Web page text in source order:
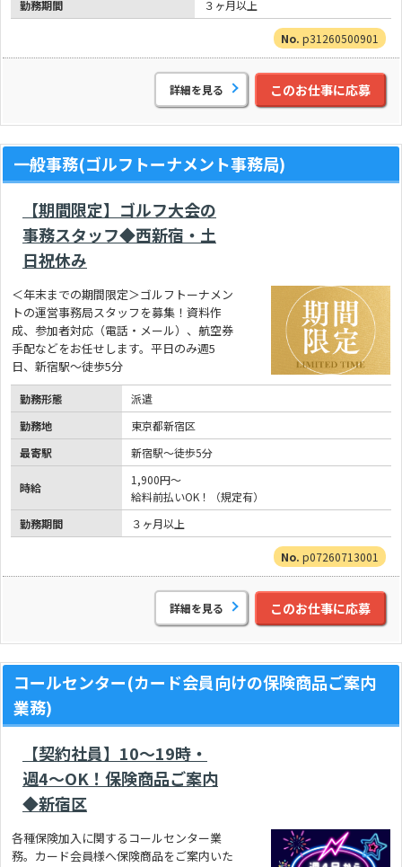
勤務期間
３ヶ月以上
p31260500901
詳細を見る このお仕事に応募
一般事務(ゴルフトーナメント事務局)
【期間限定】ゴルフ大会の
事務スタッフ◆西新宿・土
日祝休み
＜年末までの期間限定＞ゴルフトーナメン
トの運営事務局スタッフを募集！資料作
成、参加者対応（電話・メール）、航空券
手配などをお任せします。平日のみ週5
日、新宿駅～徒歩5分
勤務形態
派遣
勤務地
東京都新宿区
最寄駅
新宿駅～徒歩5分
時給
1,900円～
給料前払いOK！（規定有）
勤務期間
３ヶ月以上
p07260713001
詳細を見る このお仕事に応募
コールセンター(カード会員向けの保険商品ご案内
業務)
【契約社員】10～19時・
週4～OK！保険商品ご案内
◆新宿区
各種保険加入に関するコールセンター業
務。カード会員様へ保険商品をご案内いた